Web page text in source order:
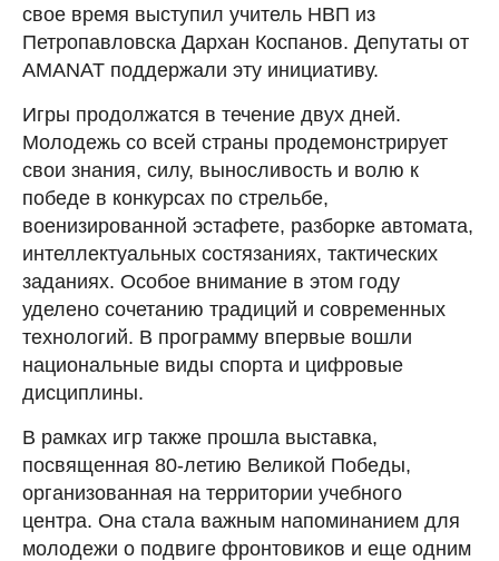
свое время выступил учитель НВП из
Петропавловска Дархан Коспанов. Депутаты от
AMANAT поддержали эту инициативу.
Игры продолжатся в течение двух дней.
Молодежь со всей страны продемонстрирует
свои знания, силу, выносливость и волю к
победе в конкурсах по стрельбе,
военизированной эстафете, разборке автомата,
интеллектуальных состязаниях, тактических
заданиях. Особое внимание в этом году
уделено сочетанию традиций и современных
технологий. В программу впервые вошли
национальные виды спорта и цифровые
дисциплины.
В рамках игр также прошла выставка,
посвященная 80-летию Великой Победы,
организованная на территории учебного
центра. Она стала важным напоминанием для
молодежи о подвиге фронтовиков и еще одним